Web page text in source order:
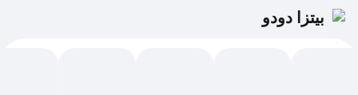
بيتزا دودو